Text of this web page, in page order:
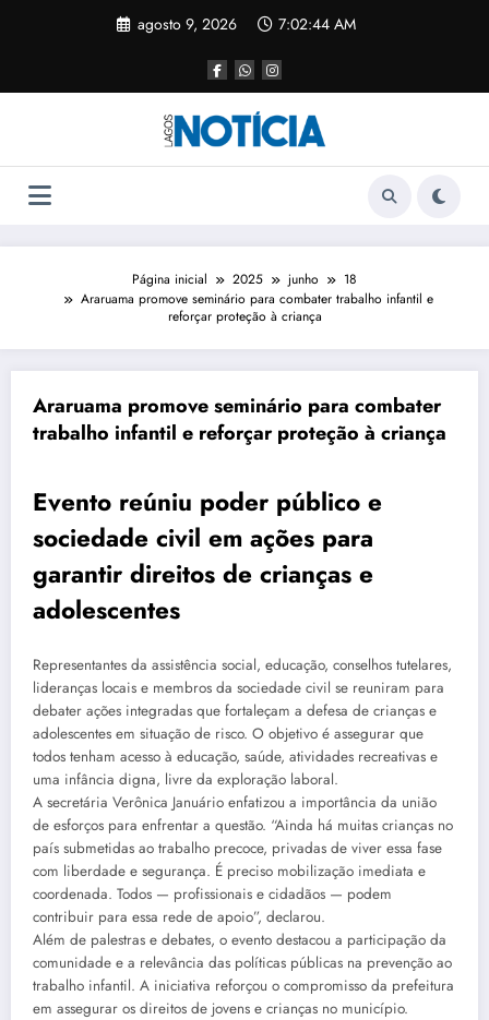
agosto 9, 2026 7:02:45 AM
Página inicial 2025 junho
18
Araruama promove seminário para combater trabalho infantil e
reforçar proteção à criança
Araruama promove seminário para combater
trabalho infantil e reforçar proteção à criança
Evento reúniu poder público e
sociedade civil em ações para
garantir direitos de crianças e
adolescentes
Representantes da assistência social, educação, conselhos tutelares,
lideranças locais e membros da sociedade civil se reuniram para
debater ações integradas que fortaleçam a defesa de crianças e
adolescentes em situação de risco. O objetivo é assegurar que
todos tenham acesso à educação, saúde, atividades recreativas e
uma infância digna, livre da exploração laboral.
A secretária Verônica Januário enfatizou a importância da união
de esforços para enfrentar a questão. “Ainda há muitas crianças no
país submetidas ao trabalho precoce, privadas de viver essa fase
com liberdade e segurança. É preciso mobilização imediata e
coordenada. Todos — profissionais e cidadãos — podem
contribuir para essa rede de apoio”, declarou.
Além de palestras e debates, o evento destacou a participação da
comunidade e a relevância das políticas públicas na prevenção ao
trabalho infantil. A iniciativa reforçou o compromisso da prefeitura
em assegurar os direitos de jovens e crianças no município.